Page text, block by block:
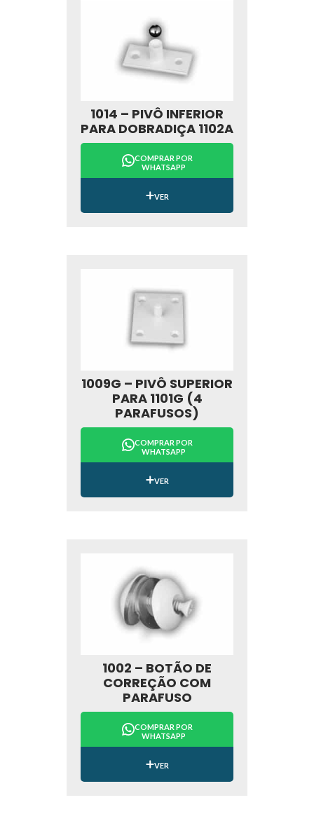
1014 – PIVÔ INFERIOR
PARA DOBRADIÇA 1102A
COMPRAR POR
WHATSAPP
VER
1009G – PIVÔ SUPERIOR
PARA 1101G (4
PARAFUSOS)
COMPRAR POR
WHATSAPP
VER
1002 – BOTÃO DE
CORREÇÃO COM
PARAFUSO
COMPRAR POR
WHATSAPP
VER